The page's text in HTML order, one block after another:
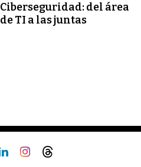
Ciberseguridad: del área
de TI a las juntas